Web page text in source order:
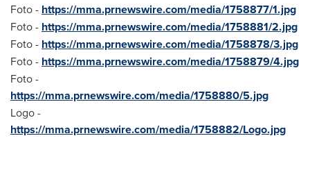
Foto - https://mma.prnewswire.com/media/1758877/1.jpg
Foto - https://mma.prnewswire.com/media/1758881/2.jpg
Foto - https://mma.prnewswire.com/media/1758878/3.jpg
Foto - https://mma.prnewswire.com/media/1758879/4.jpg
Foto -
https://mma.prnewswire.com/media/1758880/5.jpg
Logo -
https://mma.prnewswire.com/media/1758882/Logo.jpg